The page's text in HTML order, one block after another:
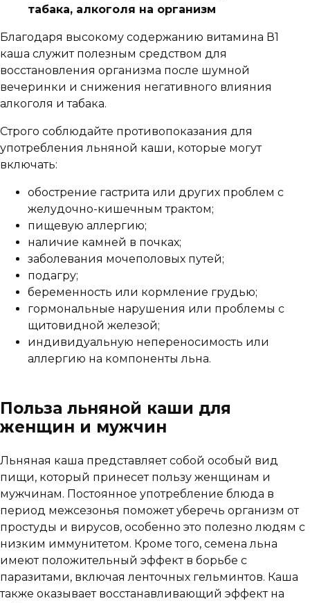
табака, алкоголя на организм
Благодаря высокому содержанию витамина В1
каша служит полезным средством для
восстановления организма после шумной
вечеринки и снижения негативного влияния
алкоголя и табака.
Строго соблюдайте противопоказания для
употребления льняной каши, которые могут
включать:
обострение гастрита или других проблем с
желудочно-кишечным трактом;
пищевую аллергию;
наличие камней в почках;
заболевания мочеполовых путей;
подагру;
беременность или кормление грудью;
гормональные нарушения или проблемы с
щитовидной железой;
индивидуальную непереносимость или
аллергию на компоненты льна.
Польза льняной каши для
женщин и мужчин
Льняная каша представляет собой особый вид
пищи, который принесет пользу женщинам и
мужчинам. Постоянное употребление блюда в
период межсезонья поможет уберечь организм от
простуды и вирусов, особенно это полезно людям с
низким иммунитетом. Кроме того, семена льна
имеют положительный эффект в борьбе с
паразитами, включая ленточных гельминтов. Каша
также оказывает восстанавливающий эффект на